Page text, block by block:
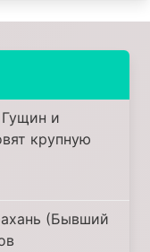
и
крупную
(Бывший